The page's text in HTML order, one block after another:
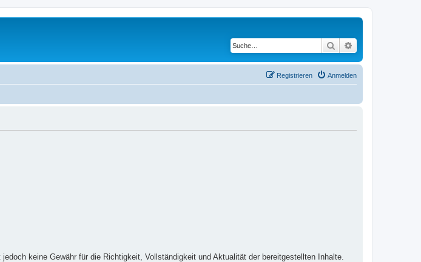
Suche
Anmelden
Registrieren
keine Gewähr für die Richtigkeit, Vollständigkeit und Aktualität der bereitgestellten Inhalte.